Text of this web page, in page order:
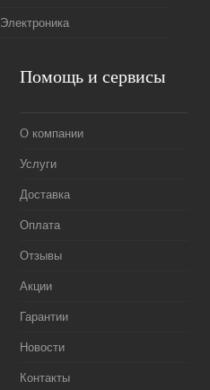
Электроника
Помощь и сервисы
О компании
Услуги
Доставка
Оплата
Отзывы
Акции
Гарантии
Новости
Контакты